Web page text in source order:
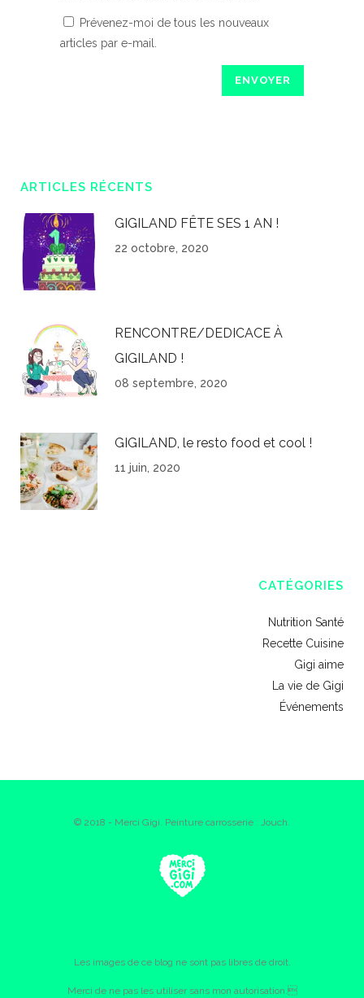
Prévenez-moi de tous les nouveaux
articles par e-mail.
ARTICLES RÉCENTS
GIGILAND FÊTE SES 1 AN !
22 octobre, 2020
RENCONTRE/DEDICACE À
GIGILAND !
08 septembre, 2020
GIGILAND, le resto food et cool !
11 juin, 2020
CATÉGORIES
Nutrition Santé
Recette Cuisine
Gigi aime
La vie de Gigi
Événements
© 2018 - Merci Gigi. Peinture carrosserie : Jouch.
Les images de ce blog ne sont pas libres de droit.
Merci de ne pas les utiliser sans mon autorisation.